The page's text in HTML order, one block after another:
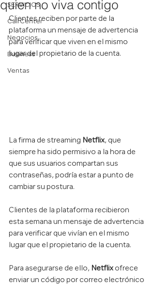
SERVICIOS
Call Center
Negocios
Business
Ventas
quien no viva contigo
Clientes reciben por parte de la
plataforma un mensaje de advertencia
para verificar que viven en el mismo
lugar del propietario de la cuenta.
La firma de streaming Netflix, que
siempre ha sido permisivo a la hora de
que sus usuarios compartan sus
contraseñas, podría estar a punto de
cambiar su postura.
Clientes de la plataforma recibieron
esta semana un mensaje de advertencia
para verificar que vivían en el mismo
lugar que el propietario de la cuenta.
Para asegurarse de ello, Netflix ofrece
enviar un código por correo electrónico